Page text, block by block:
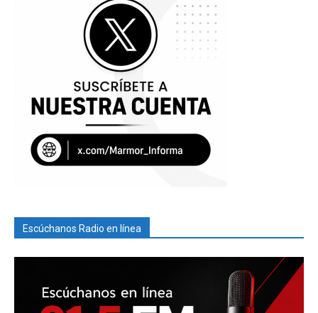
Escúchanos Radio en línea